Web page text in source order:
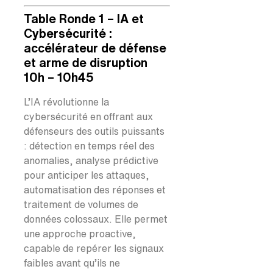
Table Ronde 1 – IA et
Cybersécurité :
accélérateur de défense
et arme de disruption
10h – 10h45
L’IA révolutionne la
cybersécurité en offrant aux
défenseurs des outils puissants
: détection en temps réel des
anomalies, analyse prédictive
pour anticiper les attaques,
automatisation des réponses et
traitement de volumes de
données colossaux. Elle permet
une approche proactive,
capable de repérer les signaux
faibles avant qu’ils ne